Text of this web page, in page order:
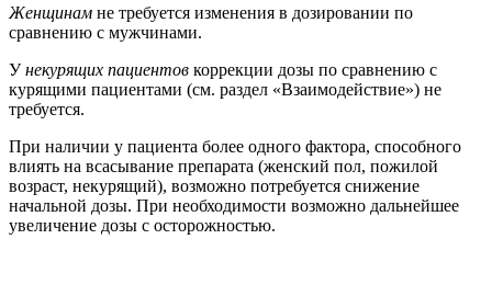
Женщинам не требуется изменения в дозировании по
сравнению с мужчинами.
Унекурящих пациентов коррекции дозы по сравнению с
курящими пациентами (см. раздел «Взаимодействие») не
требуется.
При наличии у пациента более одного фактора, способного
влиять на всасывание препарата (женский пол, пожилой
возраст, некурящий), возможно потребуется снижение
начальной дозы. При необходимости возможно дальнейшее
увеличение дозы с осторожностью.